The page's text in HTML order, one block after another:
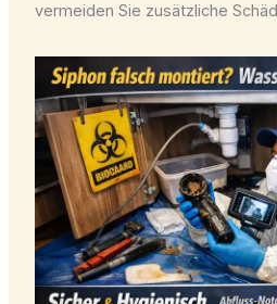
vermeiden Sie zusätzliche